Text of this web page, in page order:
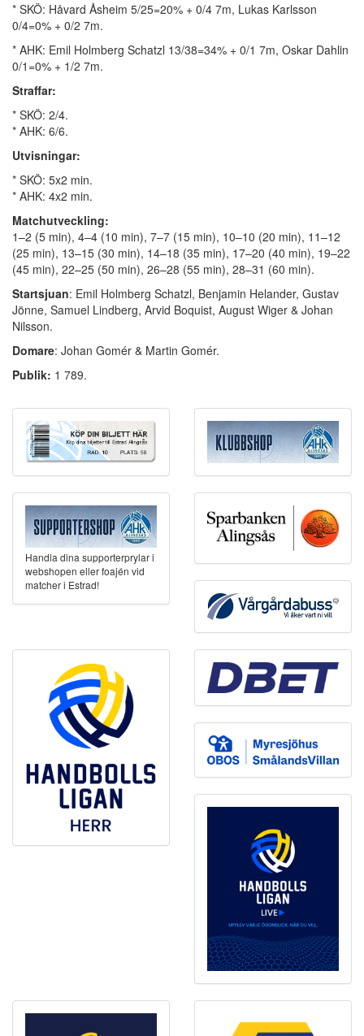
* SKÖ: Håvard Åsheim 5/25=20% + 0/4 7m, Lukas Karlsson
0/4=0% + 0/2 7m.
* AHK: Emil Holmberg Schatzl 13/38=34% + 0/1 7m, Oskar Dahlin
0/1=0% + 1/2 7m.
Straffar:
* SKÖ: 2/4.
* AHK: 6/6.
Utvisningar:
* SKÖ: 5x2 min.
* AHK: 4x2 min.
Matchutveckling:
1–2 (5 min), 4–4 (10 min), 7–7 (15 min), 10–10 (20 min), 11–12
(25 min), 13–15 (30 min), 14–18 (35 min), 17–20 (40 min), 19–22
(45 min), 22–25 (50 min), 26–28 (55 min), 28–31 (60 min).
Startsjuan: Emil Holmberg Schatzl, Benjamin Helander, Gustav
Jönne, Samuel Lindberg, Arvid Boquist, August Wiger & Johan
Nilsson.
Domare: Johan Gomér & Martin Gomér.
Publik: 1 789.
Handla dina supporterprylar i
webshopen eller foajén vid
matcher i Estrad!